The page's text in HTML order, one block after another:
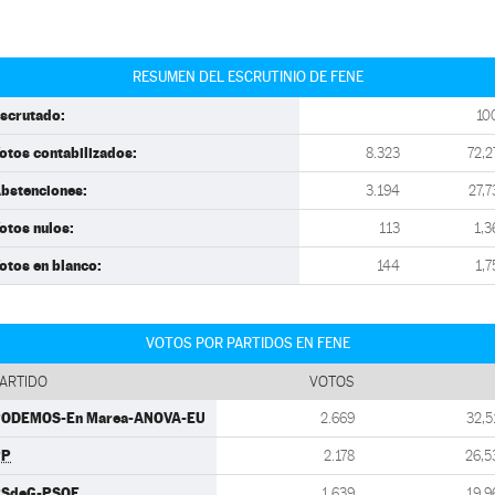
RESUMEN DEL ESCRUTINIO DE FENE
contabilizados: 8.323
3.194
nulos: 113
en blanco: 144
VOTOS POR PARTIDOS EN FENE
VOTOS
En Marea-ANOVA-EU 2.669
2.178